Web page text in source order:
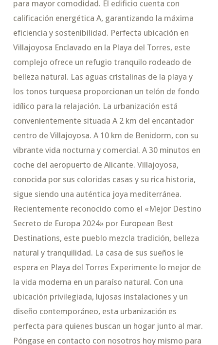
para mayor comodidad. El edificio cuenta con
calificación energética A, garantizando la máxima
eficiencia y sostenibilidad. Perfecta ubicación en
Villajoyosa Enclavado en la Playa del Torres, este
complejo ofrece un refugio tranquilo rodeado de
belleza natural. Las aguas cristalinas de la playa y
los tonos turquesa proporcionan un telón de fondo
idílico para la relajación. La urbanización está
convenientemente situada A 2 km del encantador
centro de Villajoyosa. A 10 km de Benidorm, con su
vibrante vida nocturna y comercial. A 30 minutos en
coche del aeropuerto de Alicante. Villajoyosa,
conocida por sus coloridas casas y su rica historia,
sigue siendo una auténtica joya mediterránea.
Recientemente reconocido como el «Mejor Destino
Secreto de Europa 2024» por European Best
Destinations, este pueblo mezcla tradición, belleza
natural y tranquilidad. La casa de sus sueños le
espera en Playa del Torres Experimente lo mejor de
la vida moderna en un paraíso natural. Con una
ubicación privilegiada, lujosas instalaciones y un
diseño contemporáneo, esta urbanización es
perfecta para quienes buscan un hogar junto al mar.
Póngase en contacto con nosotros hoy mismo para